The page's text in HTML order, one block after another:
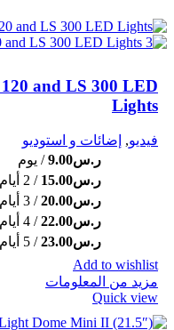
and LS 300 LED
Lights
فيديو, إضائات و استوديو
ر.س9.00/ يوم
ر.س15.00 / 2 أيام
ر.س20.00/ 3 أيام
ر.س22.00/ 4 أيام
ر.س23.00/ 5 أيام
Add to wishlist
مزيد من المعلومات
Quick view